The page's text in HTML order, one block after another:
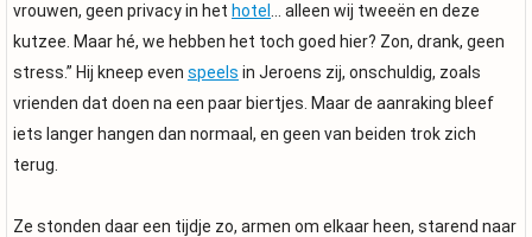
vrouwen, geen privacy in het hotel
… alleen wij tweeën en deze
kutzee. Maar hé, we hebben het toch goed hier? Zon, drank, geen
stress.” Hij kneep even speels in Jeroens zij, onschuldig, zoals
vrienden dat doen na een paar biertjes. Maar de aanraking bleef
iets langer hangen dan normaal, en geen van beiden trok zich
terug.
Ze stonden daar een tijdje zo, armen om elkaar heen, starend naar